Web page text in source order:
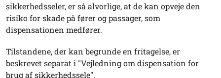
sikkerhedsseler, er så alvorlige, at de kan opveje den
risiko for skade på fører og passager, som
dispensationen medfører.
Tilstandene, der kan begrunde en fritagelse, er
beskrevet separat i "Vejledning om dispensation for
brug af sikkerhedssele".